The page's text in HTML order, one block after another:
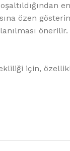
özen
önerilir.
için,